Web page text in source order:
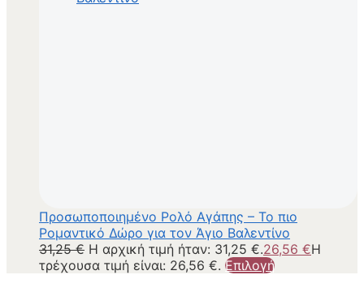
Προσωποποιημένο Ρολό Αγάπης – Το πιο
Ρομαντικό Δώρο για τον Άγιο Βαλεντίνο
31,25€ Η αρχική τιμή ήταν: 31,25 €.26,56 €Η
τρέχουσα τιμή είναι: 26,56 €. Επιλογή